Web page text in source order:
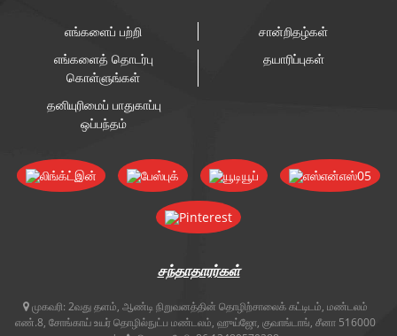
எங்களைப் பற்றி
சான்றிதழ்கள்
எங்களைத் தொடர்பு
கொள்ளுங்கள்
தயாரிப்புகள்
தனியுரிமைப் பாதுகாப்பு
ஒப்பந்தம்
சந்தாதாரர்கள்
முகவரி: 2வது தளம், ஆண்டி நிறுவனத்தின் தொழிற்சாலைக் கட்டிடம், மண்டலம்
எண்.8, சோங்காய் உயர் தொழில்நுட்ப மண்டலம், ஹுய்ஜோ, குவாங்டாங், சீனா 516000